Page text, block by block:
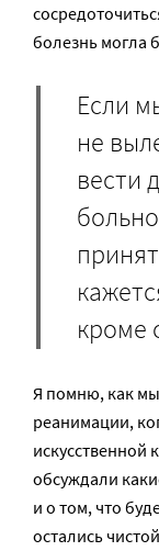
болезнь могла
Если
не
вести
кроме
Я помню, как
реанимации,
обсуждали
и о том, что
остались